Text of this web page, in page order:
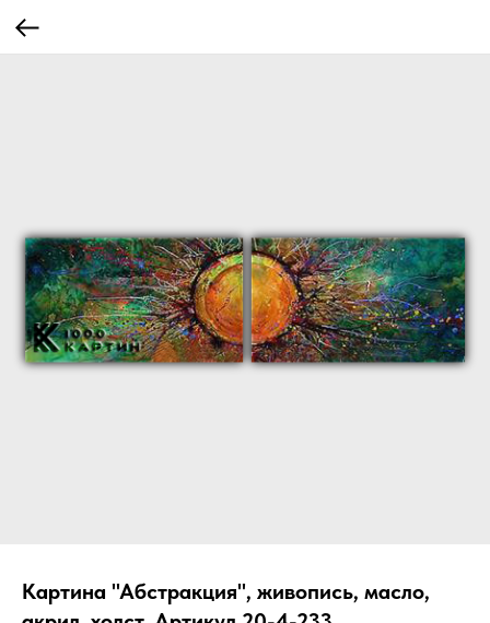
Картина "Абстракция", живопись, масло,